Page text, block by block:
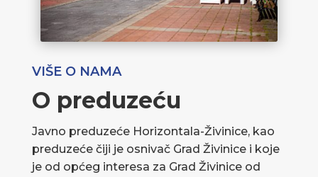
VIŠE O NAMA
O preduzeću
Javno preduzeće Horizontala-Živinice, kao
preduzeće čiji je osnivač Grad Živinice i koje
je od općeg interesa za Grad Živinice od